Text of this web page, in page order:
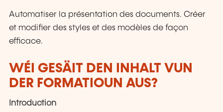
Automatiser la présentation des documents. Créer
et modifier des styles et des modèles de façon
efficace.
WÉI GESÄIT DEN INHALT VUN
DER FORMATIOUN AUS?
Introduction